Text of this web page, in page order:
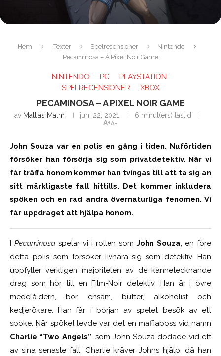
Hem Texter Spelrecensioner
Nintendo
Pecaminosa – A Pixel Noir Game
NINTENDO PC
PLAYSTATION
SPELRECENSIONER
XBOX
PECAMINOSA – A PIXEL NOIR GAME
av Mattias Malm juni 22, 2021
6 minut(ers) lästid
A+A-
John Souza var en polis en gång i tiden. Nuförtiden
försöker han försörja sig som privatdetektiv. När vi
får träffa honom kommer han tvingas till att ta sig an
sitt märkligaste fall hittills. Det kommer inkludera
spöken och en rad andra övernaturliga fenomen. Vi
får uppdraget att hjälpa honom.
I Pecaminosa spelar vi i rollen som John Souza, en före
detta polis som försöker livnära sig som detektiv. Han
uppfyller verkligen majoriteten av de kännetecknande
drag som hör till en Film-Noir detektiv. Han är i övre
medelåldern, bor ensam, butter, alkoholist och
kedjerökare. Han får i början av spelet besök av ett
spöke. När spöket levde var det en maffiaboss vid namn
Charlie “Two Angels”, som John Souza dödade vid ett
av sina senaste fall. Charlie kräver Johns hjälp, då han